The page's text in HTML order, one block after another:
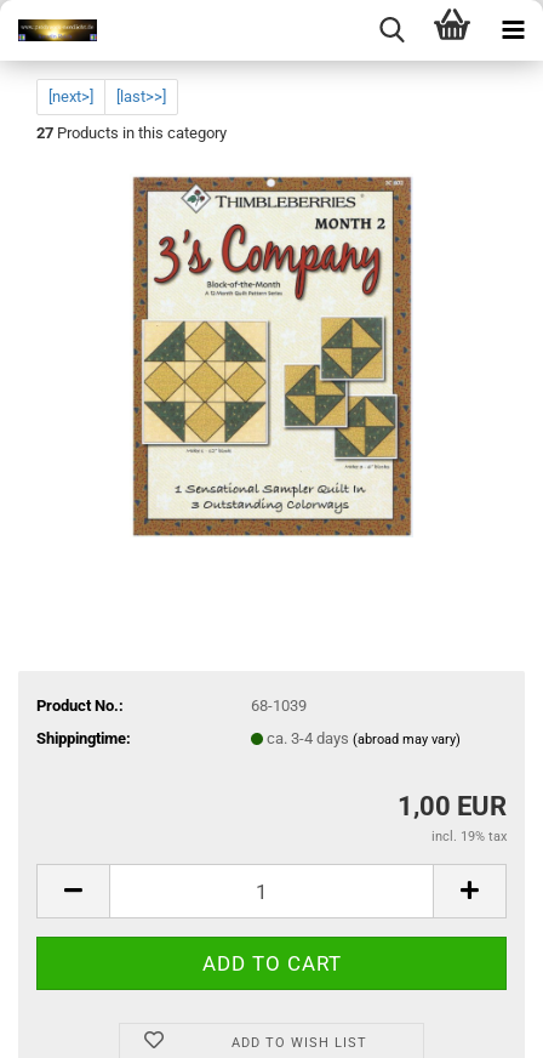
[next>]
[last>>]
27 Products in this category
Product No.:
68-1039
Shippingtime:
ca. 3-4 days (abroad may vary)
1,00 EUR
incl. 19% tax
ADD TO WISH LIST